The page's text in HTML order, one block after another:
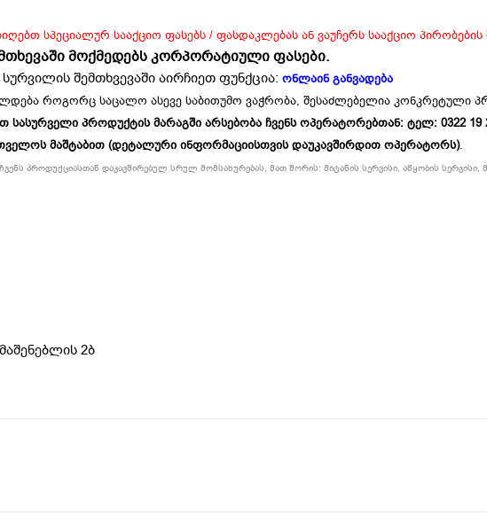
სპეციალურ სააქციო ფასებს / ფასდაკლებას ან ვაუჩერს სააქციო პირობების
მოქმედებს კორპორატიული ფასები.
შემთხვევაში აირჩიეთ ფუნქცია: ონლაინ განვადება
როგორც საცალო ასევე საბითუმო ვაჭრობა, შესაძლებელია კონკრეტული
პროდუქტის მარაგში არსებობა ჩვენს ოპერატორებთან: ტელ: 0322 19
მაშტაბით (დეტალური ინფორმაციისთვის დაუკავშირდით ოპერატორს).
პროდუქციასთან დაკავშირებულ სრულ მომსახურებას, მათ შორის: მიტანის სერვისი, აწყობის სერვისი,
2ბ